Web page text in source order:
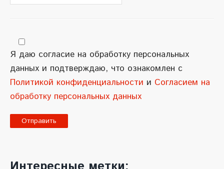
Я даю согласие на обработку персональных
данных и подтверждаю, что ознакомлен с
Политикой конфиденциальности и Согласием на
обработку персональных данных
l